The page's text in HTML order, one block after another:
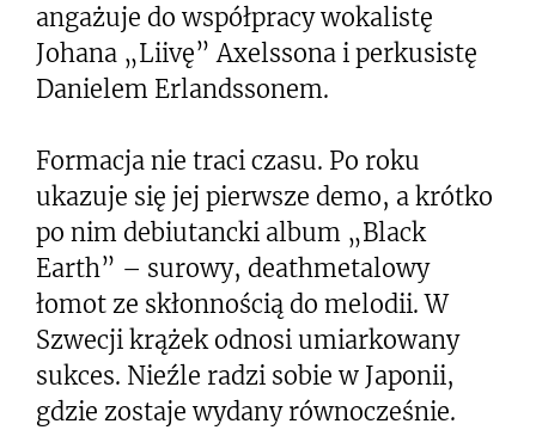
angażuje do współpracy wokalistę
Johana „Liivę” Axelssona i perkusistę
Danielem Erlandssonem.
Formacja nie traci czasu. Po roku
ukazuje się jej pierwsze demo, a krótko
po nim debiutancki album „Black
Earth” – surowy, deathmetalowy
łomot ze skłonnością do melodii. W
Szwecji krążek odnosi umiarkowany
sukces. Nieźle radzi sobie w Japonii,
gdzie zostaje wydany równocześnie.